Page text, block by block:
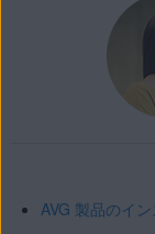
AVG 製品のイ